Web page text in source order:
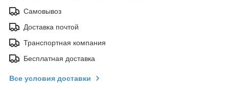
Самовывоз
Доставка почтой
Транспортная компания
Бесплатная доставка
Все условия доставки